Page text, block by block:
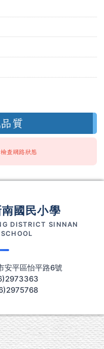
質
查網路狀態
國民小學
DISTRICT SINNAN
安平區怡平路6號